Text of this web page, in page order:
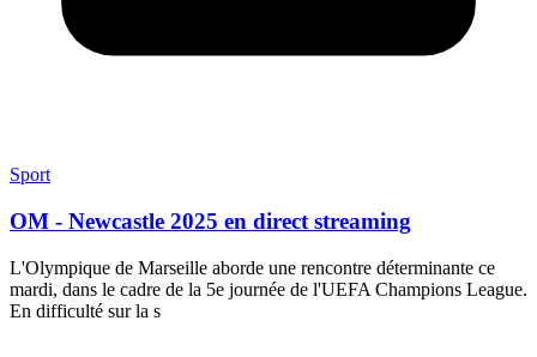
Sport
OM - Newcastle 2025 en direct streaming
L'Olympique de Marseille aborde une rencontre déterminante ce
mardi, dans le cadre de la 5e journée de l'UEFA Champions League.
En difficulté sur la s